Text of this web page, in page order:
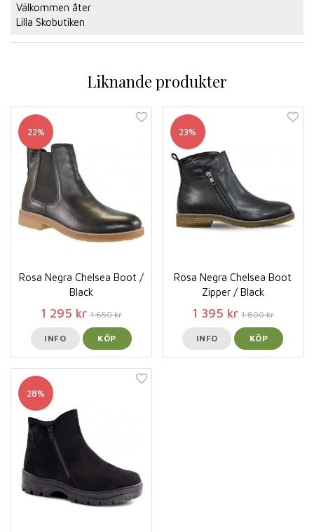
Välkommen åter
Lilla Skobutiken
Liknande produkter
22%
Rosa Negra Chelsea Boot /
Black
1 295 kr 1 650 kr
INFO KÖP
23%
Rosa Negra Chelsea Boot
Zipper / Black
1 395 kr 1 800 kr
INFO KÖP
28%